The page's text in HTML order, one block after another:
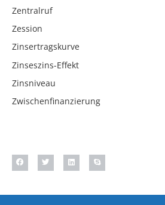
Zentralruf
Zession
Zinsertragskurve
Zinseszins-Effekt
Zinsniveau
Zwischenfinanzierung